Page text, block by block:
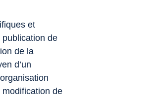
et
de
de la
d’un
modification de